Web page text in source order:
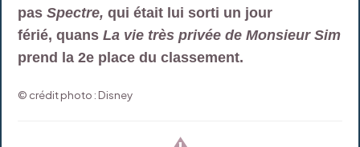
pasSpectre,qui était lui sorti un jour
férié, quansLa vie très privée de Monsieur Sim
prend la 2e place du classement.
© crédit photo : Disney